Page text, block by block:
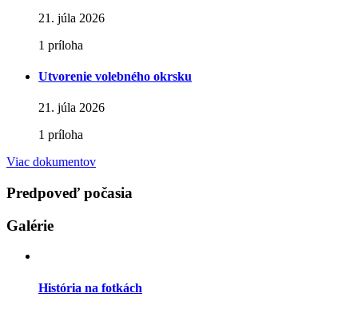
21. júla 2026
1 príloha
Utvorenie volebného okrsku
21. júla 2026
1 príloha
Viac dokumentov
Predpoveď počasia
Galérie
História na fotkách